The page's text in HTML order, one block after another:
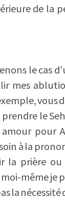
de la
le cas
mes
vous
le
pour
à la
la prière ou
même je
la nécessité